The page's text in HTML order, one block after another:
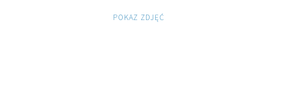
POKAZ ZDJĘĆ